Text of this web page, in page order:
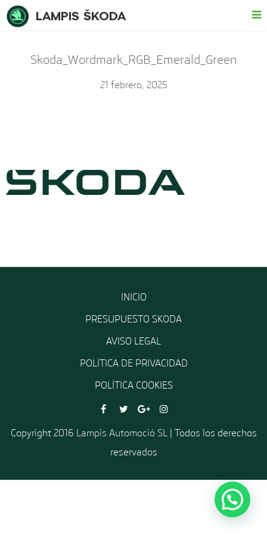
Skoda_Wordmark_RGB_Emerald_Green
21 febrero, 2025
INICIO
PRESUPUESTO SKODA
AVISO LEGAL
POLÍTICA DE PRIVACIDAD
POLÍTICA COOKIES
Copyright 2016 Lampis Automoció SL| Todos los derechos
reservados
LAMPIS ŠKODA